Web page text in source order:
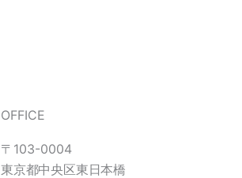
OFFICE
〒103-0004
東京都中央区東日本橋